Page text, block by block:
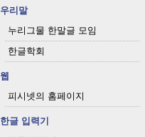
우리말
누리그물 한말글 모임
한글학회
웹
피시넷의 홈페이지
한글 입력기